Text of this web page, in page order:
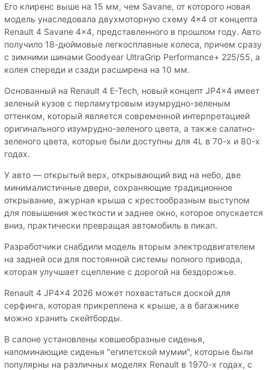
Его клиренс выше на 15 мм, чем Savane, от которого новая
модель унаследовала двухмоторную схему 4×4 от концепта
Renault 4 Savane 4x4, представленного в прошлом году. Авто
получило 18-дюймовые легкосплавные колеса, причем сразу
с зимними шинами Goodyear UltraGrip Performance+ 225/55, а
колея спереди и сзади расширена на 10 мм.
Основанный на Renault 4 E-Tech, новый концепт JP4x4 имеет
зеленый кузов с перламутровым изумрудно-зеленым
оттенком, который является современной интерпретацией
оригинального изумрудно-зеленого цвета, а также салатно-
зеленого цвета, которые были доступны для 4L в 70-х и 80-х
годах.
У авто — открытый верх, открывающий вид на небо, две
минималистичные двери, сохраняющие традиционное
открывание, ажурная крыша с крестообразным выступом
для повышения жесткости и заднее окно, которое опускается
вниз, практически превращая автомобиль в пикап.
Разработчики снабдили модель вторым электродвигателем
на задней оси для постоянной системы полного привода,
которая улучшает сцепление с дорогой на бездорожье.
Renault 4 JP4x4 2026 может похвастаться доской для
серфинга, которая прикреплена к крыше, а в багажнике
можно хранить скейтборды.
В салоне установлены ковшеобразные сиденья,
напоминающие сиденья "египетской мумии", которые были
популярны на различных моделях Renault в 1970-х годах, с